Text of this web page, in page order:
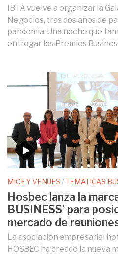
IBTA vuelve a organizar la
Negocios, tras dos años de
pandemia. Una noche que
entregar los Premios
MICE Y VENUES /TEMÁTICAS
Hosbec lanza la
BUSINESS’ para
mercado de
La asociación empresarial
HOSBEC ha creado la nueva